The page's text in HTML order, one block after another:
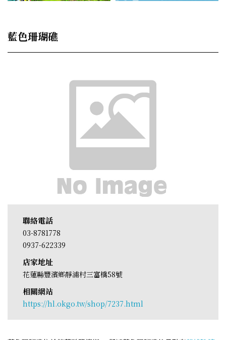
藍色珊瑚礁
聯絡電話
03-8781778
0937-622339
店家地址
花蓮縣豐濱鄉靜浦村三富橋58號
相關網站
https://hl.okgo.tw/shop/7237.html